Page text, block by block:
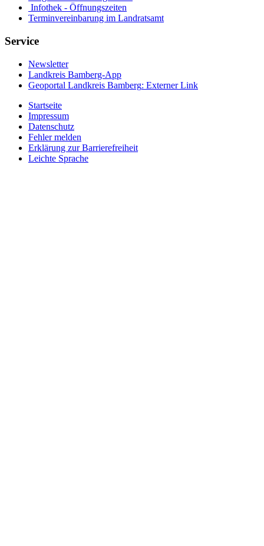
Infothek - Öffnungszeiten
Terminvereinbarung im Landratsamt
Service
Newsletter
Landkreis Bamberg-App
Geoportal Landkreis Bamberg: Externer Link
Startseite
Impressum
Datenschutz
Fehler melden
Erklärung zur Barrierefreiheit
Leichte Sprache